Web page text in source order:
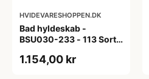
HVIDEVARESHOPPEN.DK
Bad hyldeskab -
BSU030-233 - 113 Sort
1.154,00 kr